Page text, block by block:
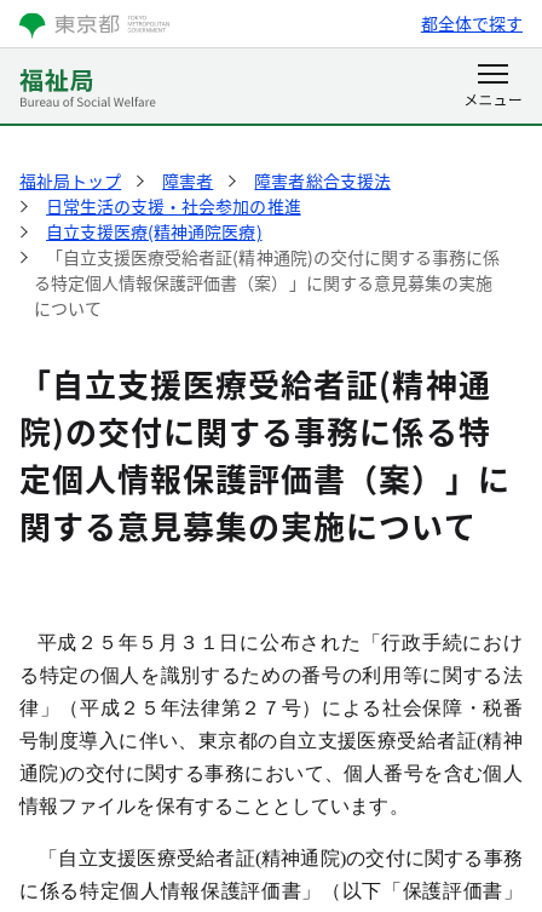
都全体で探す
福祉局トップ 障害者
障害者総合支援法
日常生活の支援・社会参加の推進
自立支援医療(精神通院医療)
「自立支援医療受給者証(精神通院)の交付に関する事務に係
る特定個人情報保護評価書（案）」に関する意見募集の実施
について
「自立支援医療受給者証(精神通
院)の交付に関する事務に係る特
定個人情報保護評価書（案）」に
関する意見募集の実施について
平成 ２５ 年 ５ 月 ３１ 日に公布された「行政手続におけ
る特定の個人を識別するための番号の利用等に関する法
律」（平成 ２５ 年法律第 ２７ 号）による社会保障・税番
号制度導入に伴い、東京都の自立支援医療受給者証(精神
通院)の交付に関する事務において、個人番号を含む個人
情報ファイルを保有することとしています。
「 自立支援医療受給者証(精神通院)の交付に関する事務
に係る特定個人情報保護評価書」（以下「保護評価書」